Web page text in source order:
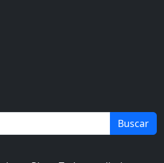
Buscar